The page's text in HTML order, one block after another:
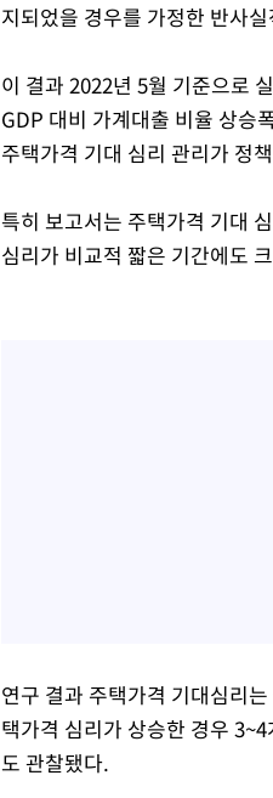
지되었을 경우를 가정한 반사
이 결과 2022년 5월 기준으로
GDP 대비 가계대출 비율 상승
주택가격 기대 심리 관리가 정
특히 보고서는 주택가격 기대
심리가 비교적 짧은 기간에도
연구 결과 주택가격 기대심리
택가격 심리가 상승한 경우
도 관찰됐다.